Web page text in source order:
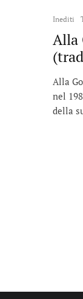
Inediti
Alla
Alla
nel
della